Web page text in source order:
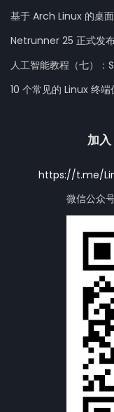
基于 Arch Linux 的桌
Netrunner 25 正式发
人工智能教程（七）
10 个常见的 Linux 终端
加
https://t.me/
微信公众